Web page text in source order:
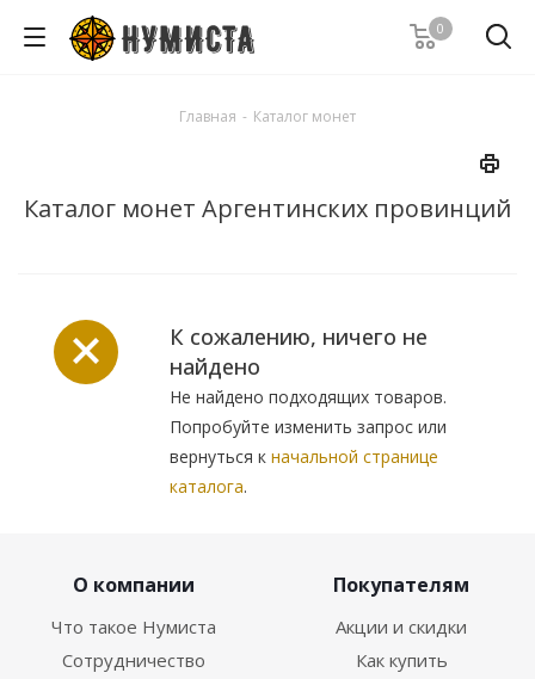
0
Главная - Каталог монет
Каталог монет Аргентинских провинций
К сожалению, ничего не
найдено
Не найдено подходящих товаров.
Попробуйте изменить запрос или
вернуться к начальной странице
каталога.
О компании
Что такое Нумиста
Сотрудничество
Покупателям
Акции и скидки
Как купить